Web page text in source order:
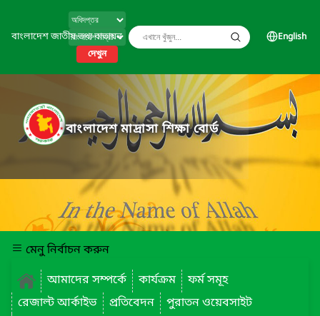
বাংলাদেশ জাতীয় তথ্য বাতায়ন
দেখুন
English
বাংলাদেশ মাদ্রাসা শিক্ষা বোর্ড
মেনু নির্বাচন করুন
আমাদের সম্পর্কে
কার্যক্রম
ফর্ম সমূহ
রেজাল্ট আর্কাইভ
প্রতিবেদন
পুরাতন ওয়েবসাইট